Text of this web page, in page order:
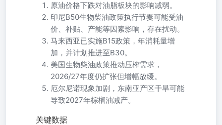
原油价格下跌对油脂板块的影响减弱。
印尼B50生物柴油政策执行节奏可能受油
价、补贴、产能等因素影响，存在扰动。
马来西亚已实施B15政策，年消耗量增
加，并计划推进至B30。
美国生物柴油政策推动压榨需求，
2026/27年度仍扩张但增幅放缓。
厄尔尼诺现象加剧，东南亚产区干旱可能
导致2027年棕榈油减产。
关键数据